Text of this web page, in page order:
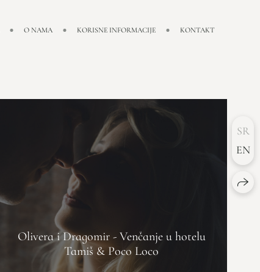
O NAMA KORISNE INFORMACIJE KONTAKT
Olivera i Dragomir - Venčanje u hotelu
Tamiš & Poco Loco
SR
EN